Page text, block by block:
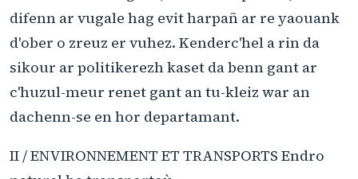
difenn ar vugale hag evit harpañ ar re yaouank
d'ober o zreuz er vuhez. Kenderc'hel a rin da
sikour ar politikerezh kaset da benn gant ar
c'huzul-meur renet gant an tu-kleiz war an
dachenn-se en hor departamant.
II / ENVIRONNEMENT ET TRANSPORTS Endro